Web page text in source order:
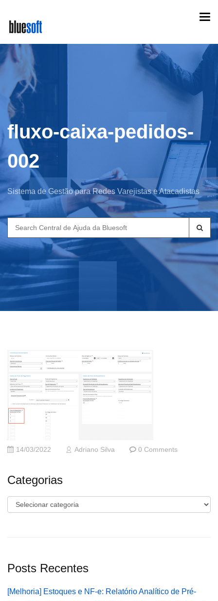
main
content
fluxo-caixa-pedidos-
002
Sistema de Gestão para Redes Varejistas e Atacadistas
Search
for:
14/03/2022 Adriano Silva 0 Comments
Categorias
Categorias
Posts Recentes
[Melhoria] Estoques e NF-e: Relatório Analítico de Pré-